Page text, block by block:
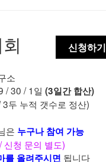
신청하기
소
/ 30 / 1일 (3일간 합산)
두 누적 갯수로 정산)
은 누구나 참여 가능
신청 문의 별도)
를 올려주시면 됩니다